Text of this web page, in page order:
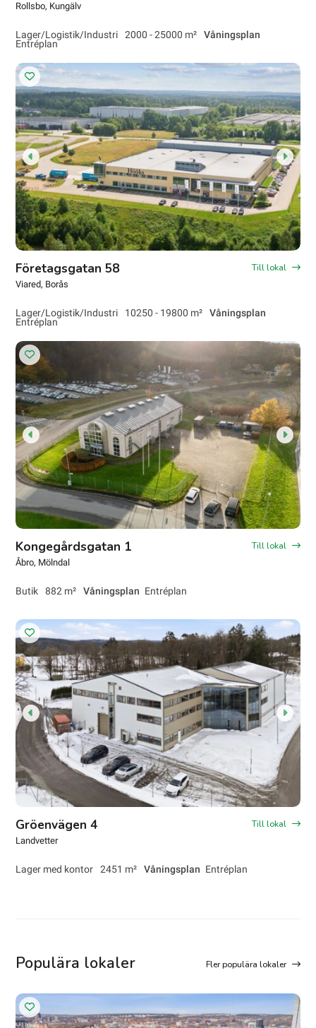
Rollsbo, Kungälv
Lager/Logistik/Industri 2000 - 25000 m²
Våningsplan
Entréplan
Företagsgatan 58 Till lokal
Viared, Borås
Lager/Logistik/Industri 10250 - 19800 m²
Våningsplan
Entréplan
Kongegårdsgatan 1 Till lokal
Åbro, Mölndal
Butik 882 m² Våningsplan Entréplan
Gröenvägen 4 Till lokal
Landvetter
Lager med kontor 2451 m² Våningsplan Entréplan
Populära lokaler Fler populära lokaler